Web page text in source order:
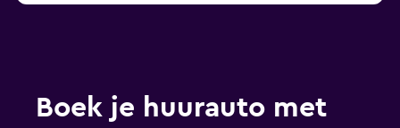
Boek je huurauto met